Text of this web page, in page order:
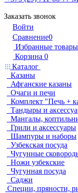
Заказать звонок
Войти
Сравнение0
Избранные товары
Корзина 0
Каталог
Казаны
Афганские казаны
Очаги и печи
Комплект "Печь +
Тандыры и
Мангалы,
Грили и аксессуары
Шампуры и наборы
Узбекская посуда
Чугунные
Ножи узбекские
Чугунная посуда
Саджи
Специи, пряности,